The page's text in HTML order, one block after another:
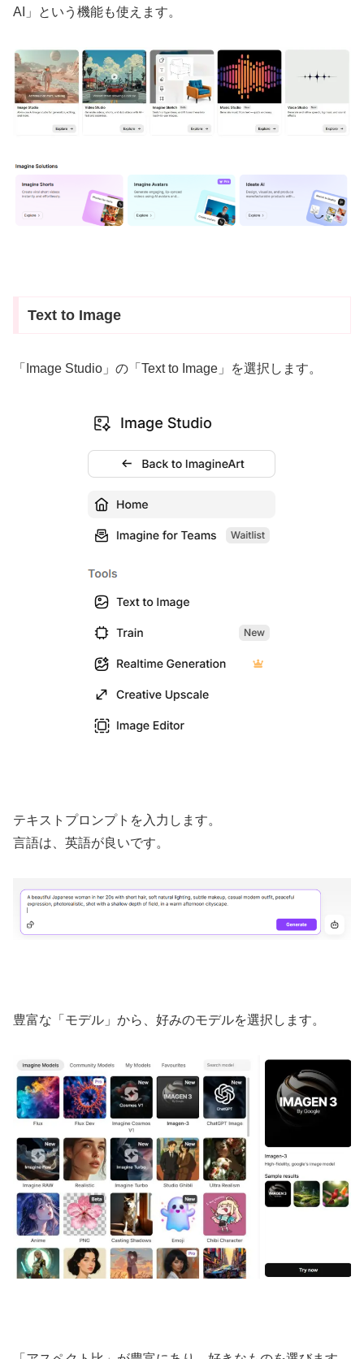
AI」という機能も使えます。
Text to Image
「Image Studio」の「Text to Image」を選択します。
テキストプロンプトを入力します。
言語は、英語が良いです。
豊富な「モデル」から、好みのモデルを選択します。